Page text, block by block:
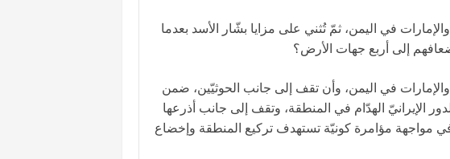
في اليمن، ثمّ تُثني على مزايا بشّار الأسد بعدما
إلى أربع جهات الأرض؟
في اليمن، وأن تقف إلى جانب الحوثيّين، ضمن
الإيرانيّ الهدّام في المنطقة، وتقف إلى جانب أذرعها
مواجهة مؤامرة كونيّة تستهدف تركيع المنطقة وإخضاع